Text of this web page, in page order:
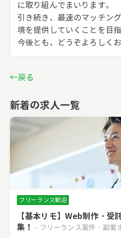
に取り組んでまいります。
引き続き、最速のマッチン
境を提供していくことを目
今後とも、どうぞよろしく
←戻る
新着の求人一覧
フリーランス歓迎
【基本リモ】Web制作・受
集！
- フリーランス案件・副業